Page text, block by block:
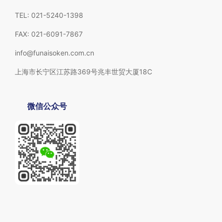
TEL: 021-5240-1398
FAX: 021-6091-7867
info@funaisoken.com.cn
上海市长宁区江苏路369号兆丰世贸大厦18C
微信公众号